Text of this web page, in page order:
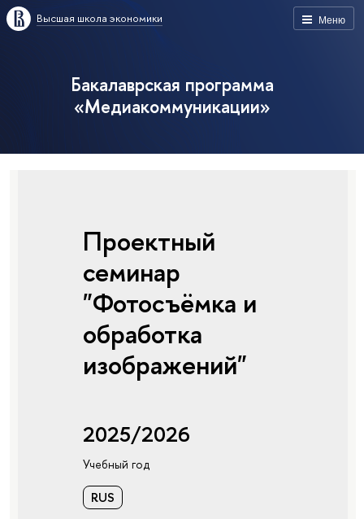
Меню
Высшая школа экономики
Бакалаврская программа
«Медиакоммуникации»
Проектный
семинар
"Фотосъёмка и
обработка
изображений"
2025/2026
Учебный год
RUS